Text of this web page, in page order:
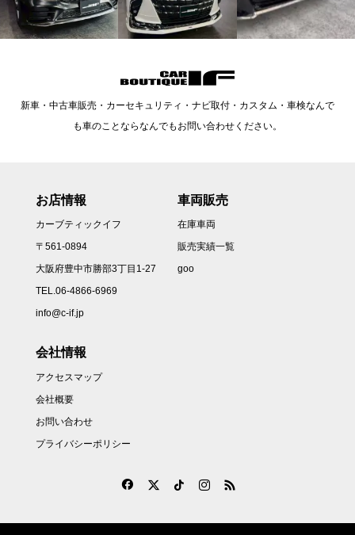
新車・中古車販売・カーセキュリティ・ナビ取付・カスタム・車検なんで
も車のことならなんでもお問い合わせください。
お店情報
カーブティックイフ
〒561-0894
大阪府豊中市勝部3丁目1-27
TEL.06-4866-6969
info@c-if.jp
車両販売
在庫車両
販売実績一覧
goo
会社情報
アクセスマップ
会社概要
お問い合わせ
プライバシーポリシー